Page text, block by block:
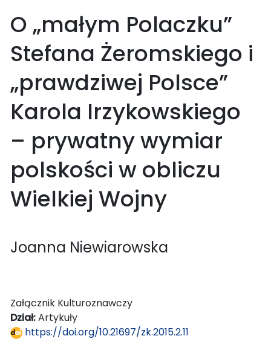
O „małym Polaczku”
Stefana Żeromskiego i
„prawdziwej Polsce”
Karola Irzykowskiego
– prywatny wymiar
polskości w obliczu
Wielkiej Wojny
Joanna Niewiarowska
Załącznik Kulturoznawczy
Dział:Artykuły
https://doi.org/10.21697/zk.2015.2.11